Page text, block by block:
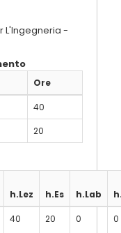
L'Ingegneria -
Ore
40
20
h.Lez h.Es h.Lab
40 20 0 0